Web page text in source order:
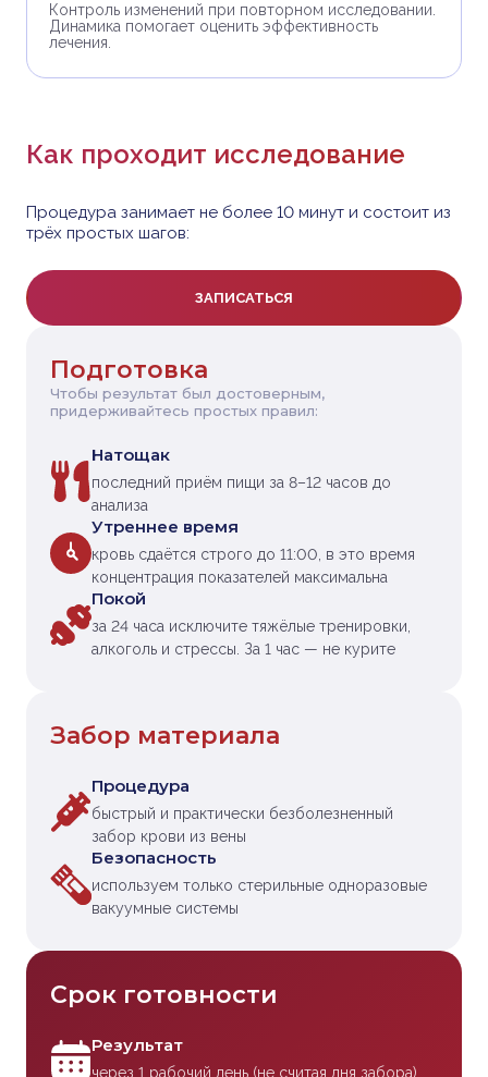
Контроль изменений при повторном исследовании.
Динамика помогает оценить эффективность
лечения.
Как проходит исследование
Процедура занимает не более 10 минут и состоит из
трёх простых шагов:
ЗАПИСАТЬСЯ
Подготовка
Чтобы результат был достоверным,
придерживайтесь простых правил:
Натощак
последний приём пищи за 8–12 часов до
анализа
Утреннее время
кровь сдаётся строго до 11:00, в это время
концентрация показателей максимальна
Покой
за 24 часа исключите тяжёлые тренировки,
алкоголь и стрессы. За 1 час — не курите
Забор материала
Процедура
быстрый и практически безболезненный
забор крови из вены
Безопасность
используем только стерильные одноразовые
вакуумные системы
Срок готовности
Результат
через 1 рабочий день (не считая дня забора)